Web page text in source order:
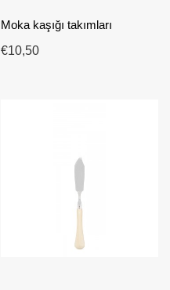
Moka kaşığı takımları
€10,50